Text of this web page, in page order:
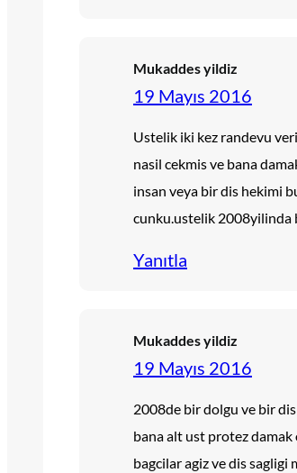
Mukaddes yildiz
19 Mayıs 2016
Ustelik iki kez randevu
nasil cekmis ve bana
insan veya bir dis hekimi
cunku.ustelik 2008yilinda
Yanıtla
Mukaddes yildiz
19 Mayıs 2016
2008de bir dolgu ve bir
bana alt ust protez
bagcilar agiz ve dis